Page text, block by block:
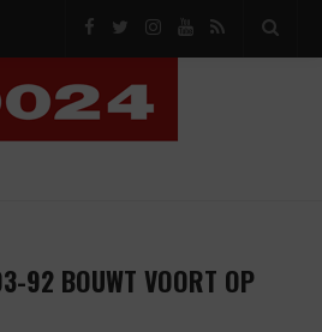
92 BOUWT VOORT OP